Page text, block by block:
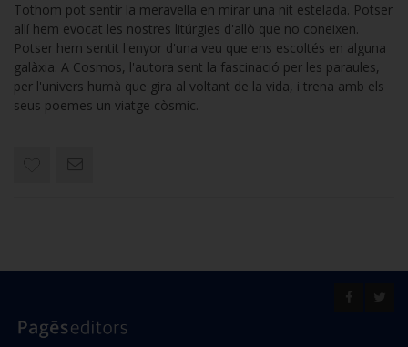
Tothom pot sentir la meravella en mirar una nit estelada. Potser
allí hem evocat les nostres litúrgies d'allò que no coneixen.
Potser hem sentit l'enyor d'una veu que ens escoltés en alguna
galàxia. A Cosmos, l'autora sent la fascinació per les paraules,
per l'univers humà que gira al voltant de la vida, i trena amb els
seus poemes un viatge còsmic.